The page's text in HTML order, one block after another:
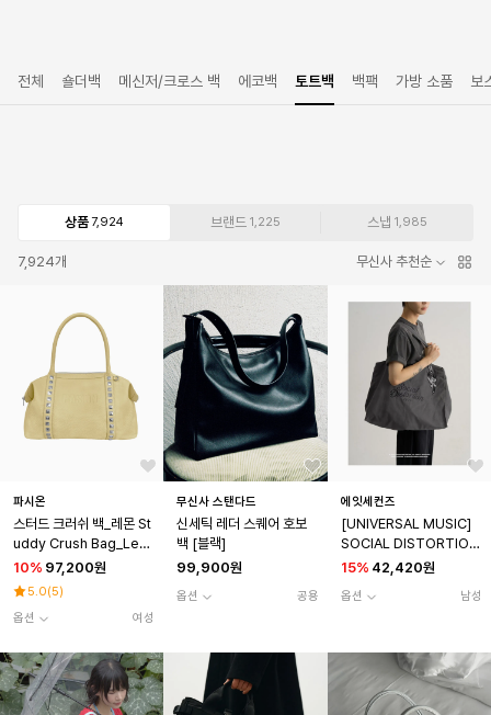
전체 숄더백 메신저/크로스 백 에코백 토트백 백팩 가방 소품 보
상품 7,924 브랜드 1,225 스냅 1,985
7,924개 무신사 추천순
파시온
스터드 크러쉬 백_레몬 St
uddy Crush Bag_Lem
on
10% 97,200원
5.0(5)
옵션
여성
무신사 스탠다드
신세틱 레더 스퀘어 호보
백 [블랙]
99,900원
옵션 공용
에잇세컨즈
[UNIVERSAL MUSIC]
SOCIAL DISTORTION
코튼 빅 토트백 애쉬
15% 42,420원
옵션 남성